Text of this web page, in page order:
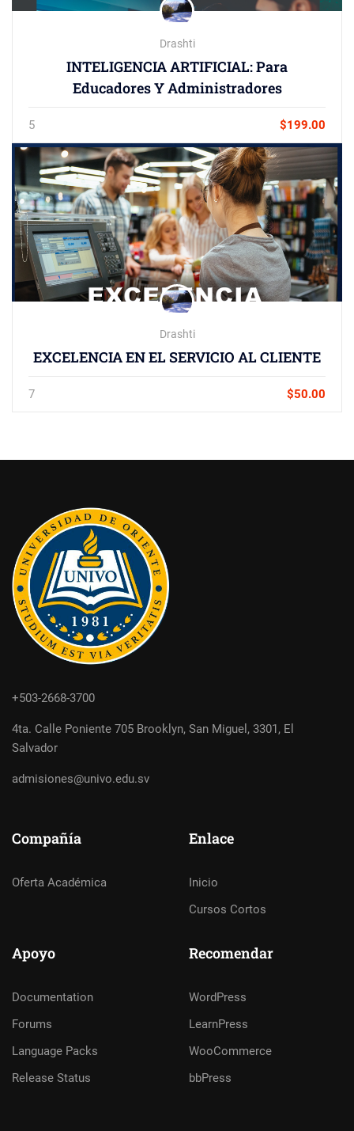
Drashti
INTELIGENCIA ARTIFICIAL: Para
Educadores Y Administradores
5 $199.00
Drashti
EXCELENCIA EN EL SERVICIO AL CLIENTE
7 $50.00
+503-2668-3700
4ta. Calle Poniente 705 Brooklyn, San Miguel, 3301, El
Salvador
admisiones@univo.edu.sv
Compañía
Oferta Académica
Enlace
Inicio
Cursos Cortos
Apoyo
Documentation
Forums
Language Packs
Release Status
Recomendar
WordPress
LearnPress
WooCommerce
bbPress